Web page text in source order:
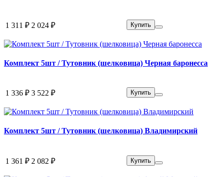
1 311 ₽ 2 024 ₽ Купить
Комплект 5шт / Тутовник (шелковица) Черная баронесса
1 336 ₽ 3 522 ₽ Купить
Комплект 5шт / Тутовник (шелковица) Владимирский
1 361 ₽ 2 082 ₽ Купить